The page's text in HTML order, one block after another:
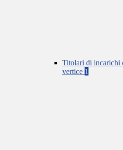
Titolari di incarichi
vertice 1